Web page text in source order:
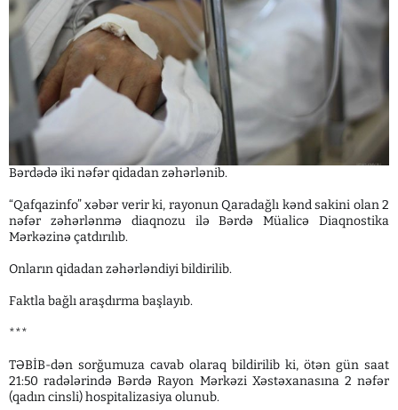
Bərdədə iki nəfər qidadan zəhərlənib.
“Qafqazinfo” xəbər verir ki, rayonun Qaradağlı kənd sakini olan 2
nəfər zəhərlənmə diaqnozu ilə Bərdə Müalicə Diaqnostika
Mərkəzinə çatdırılıb.
Onların qidadan zəhərləndiyi bildirilib.
Faktla bağlı araşdırma başlayıb.
***
TƏBİB-dən sorğumuza cavab olaraq bildirilib ki, ötən gün saat
21:50 radələrində Bərdə Rayon Mərkəzi Xəstəxanasına 2 nəfər
(qadın cinsli) hospitalizasiya olunub.